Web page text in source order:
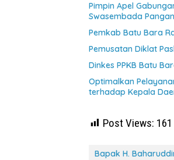
Pimpin Apel
Swasembada Pangan
Pemkab Batu Bara
Pemusatan Diklat
Dinkes PPKB Batu
Optimalkan
terhadap Kepala
Post Views: 161
Bapak H.